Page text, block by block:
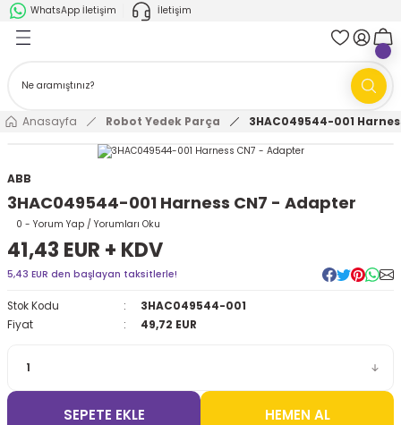
WhatsApp İletişim İletişim
Geri Dön
AMR'ler
Ark Kaynağı Robotları
Boya Robotları
Ark Kaynağı Robotları
Boya Robotları
Cobotlar
Geri Dön
Anasayfa Robot Yedek Parça 3HAC049544-001
ABB
3HAC049544-001 Harness CN7 - Adapter
0 - Yorum Yap / Yorumları Oku
41,43 EUR + KDV
5,43 EUR den başlayan taksitlerle!
Stok Kodu
3HAC049544-001
Fiyat
49,72 EUR
SEPETE EKLE HEMEN AL